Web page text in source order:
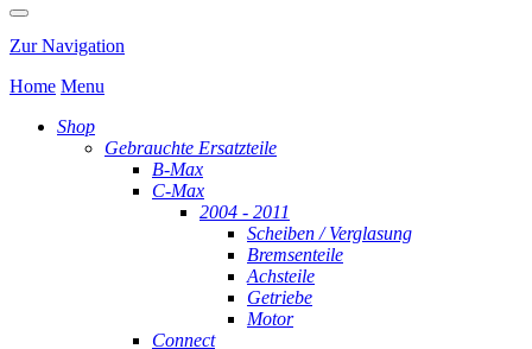
Zur Navigation
Home Menu
Shop
Gebrauchte Ersatzteile
B-Max
C-Max
2004 - 2011
Scheiben / Verglasung
Bremsenteile
Achsteile
Getriebe
Motor
Connect